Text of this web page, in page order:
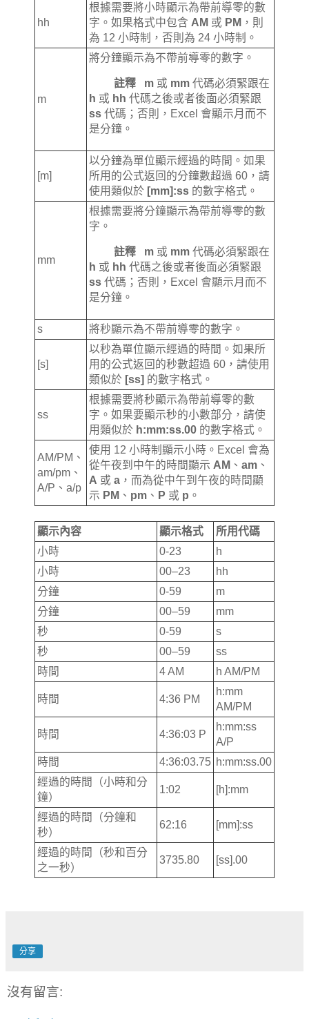
hh
根據需要將小時顯示為帶前導零的數
字。如果格式中包含 AM 或 PM ，則
為 12 小時制，否則為 24 小時制。
m
將分鐘顯示為不帶前導零的數字。
註釋 m 或 mm 代碼必須緊跟在
h 或 hh 代碼之後或者後面必須緊跟
ss 代碼；否則，Excel 會顯示月而不
是分鐘。
[m]
以分鐘為單位顯示經過的時間。如果
所用的公式返回的分鐘數超過 60，請
使用類似於 [mm]:ss 的數字格式。
mm
根據需要將分鐘顯示為帶前導零的數
字。
註釋 m 或 mm 代碼必須緊跟在
h 或 hh 代碼之後或者後面必須緊跟
ss 代碼；否則，Excel 會顯示月而不
是分鐘。
s 將秒顯示為不帶前導零的數字。
[s]
以秒為單位顯示經過的時間。如果所
用的公式返回的秒數超過 60，請使用
類似於 [ss] 的數字格式。
ss
根據需要將秒顯示為帶前導零的數
字。如果要顯示秒的小數部分，請使
用類似於 h:mm:ss.00 的數字格式。
AM/PM、
am/pm、
A/P、a/p
使用 12 小時制顯示小時。Excel 會為
從午夜到中午的時間顯示 AM 、 am 、
A 或 a ，而為從中午到午夜的時間顯
示 PM 、 pm 、 P 或 p 。
顯示內容 顯示格式
所用代碼
小時
0-23
h
小時
00–23
hh
分鐘
0-59
m
分鐘
00–59
mm
秒
0-59
s
秒
00–59
ss
時間
4 AM h AM/PM
時間 4:36 PM
h:mm
AM/PM
時間 4:36:03 P
h:mm:ss
A/P
時間
4:36:03.75 h:mm:ss.00
經過的時間（小時和分
鐘）
1:02 [h]:mm
經過的時間（分鐘和
秒）
62:16 [mm]:ss
經過的時間（秒和百分
之一秒）
3735.80 [ss].00
分享
沒有留言: